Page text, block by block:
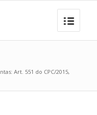
Art. 551 do CPC/2015,